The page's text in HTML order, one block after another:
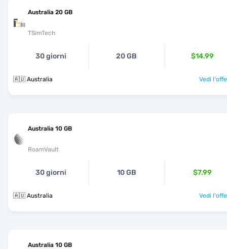
Australia 20 GB
TSimTech
30 giorni 20 GB $14.99
🇦🇺 Australia Vedi
Australia 10 GB
RoamVault
30 giorni 10 GB $7.99
🇦🇺 Australia Vedi
Australia 10 GB